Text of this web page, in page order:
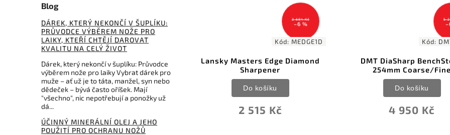
Blog
DÁREK, KTERÝ NEKONČÍ V ŠUPLÍKU:
PRŮVODCE VÝBĚREM NOŽE PRO
LAIKY, KTEŘÍ CHTĚJÍ DAROVAT
KVALITU NA CELÝ ŽIVOT
Dárek, který nekončí v šuplíku: Průvodce
výběrem nože pro laiky Vybrat dárek pro
muže – ať už je to táta, manžel, syn nebo
dědeček – bývá často oříšek. Mají
"všechno", nic nepotřebují a ponožky už
dá...
ÚČINNÝ MINERÁLNÍ OLEJ A JEHO
POUŽITÍ PRO OCHRANU NOŽŮ
DMTD8CX
–6 %
Kód:
Lansky Masters Edge Diamond
Sharpener
Do košíku
5 282 Kč
–6 %
Kód:DMTD10FC
DMT DiaSharp BenchStone
254mm Coarse/Fine
4 950 Kč
Do košíku
DMT DiaSharp
203mm Fine/
2 931
Do košíku